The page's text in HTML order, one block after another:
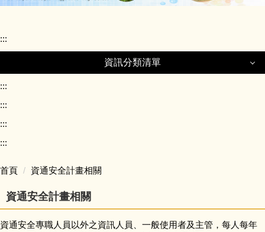
:::
資訊分類清單
本土語專區 (含臺灣手語)
:::
:::
:::
:::
首頁 資通安全計畫相關
資通安全計畫相關
資通安全專職人員以外之資訊人員、一般使用者及主管，每人每年